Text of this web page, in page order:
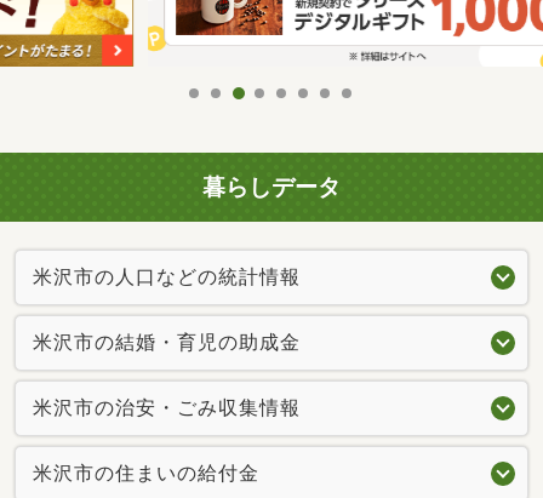
暮らしデータ
米沢市の人口などの統計情報
米沢市の結婚・育児の助成金
米沢市の治安・ごみ収集情報
米沢市の住まいの給付金